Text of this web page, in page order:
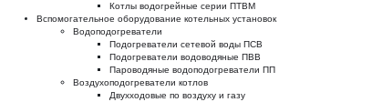
Котлы водогрейные серии ПТВМ
Вспомогательное оборудование котельных установок
Водоподогреватели
Подогреватели сетевой воды ПСВ
Подогреватели водоводяные ПВВ
Пароводяные водоподогреватели ПП
Воздухоподогреватели котлов
Двухходовые по воздуху и газу